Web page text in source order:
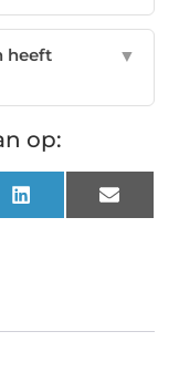
heeft
▼
op:
LinkedIn Email